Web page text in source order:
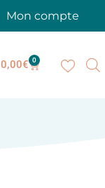
Mon compte
0,00€ 0